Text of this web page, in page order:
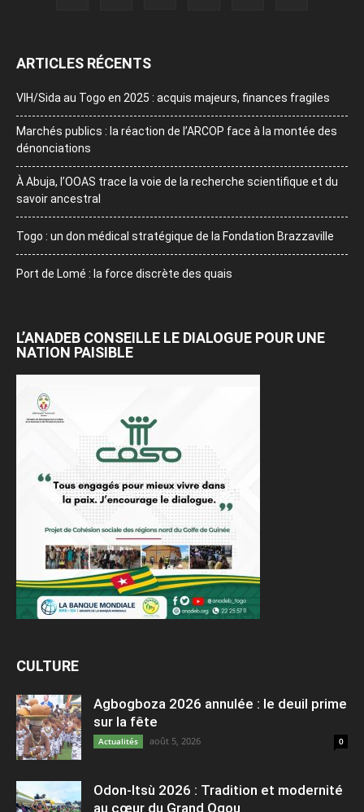
ARTICLES RÉCENTS
VIH/Sida au Togo en 2025 : acquis majeurs, finances fragiles
Marchés publics : la réaction de l’ARCOP face à la montée des
dénonciations
À Abuja, l’OOAS trace la voie de la recherche scientifique et du
savoir ancestral
Togo : un don médical stratégique de la Fondation Brazzaville
Port de Lomé : la force discrète des quais
L’ANADEB CONSEILLE LE DIALOGUE POUR UNE
NATION PAISIBLE
CULTURE
Agbogboza 2026 annulée : le deuil prime
sur la fête
Actualités août 5, 2026 0
Odon-Itsù 2026 : Tradition et modernité
au cœur du Grand Ogou